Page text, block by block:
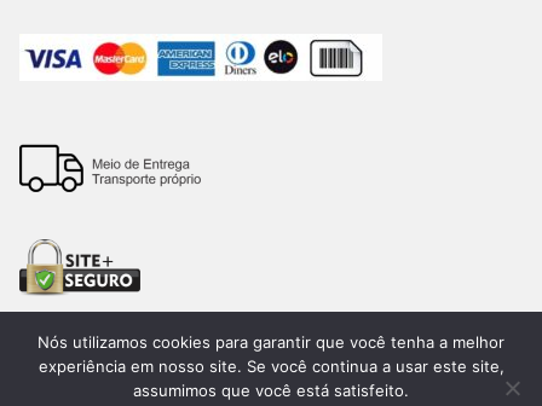
Todos os direitos reservados. 2026®. Lemon Bauru –
Nós utilizamos cookies para garantir que você tenha a melhor
experiência em nosso site. Se você continua a usar este site,
assumimos que você está satisfeito.